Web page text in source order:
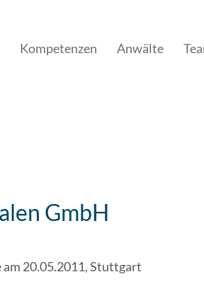
Kompetenzen Anwälte
GmbH
20.05.2011, Stuttgart